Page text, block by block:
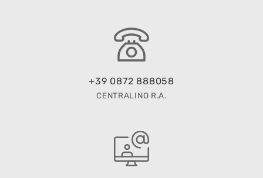
+39 0872 888058
CENTRALINO R.A.